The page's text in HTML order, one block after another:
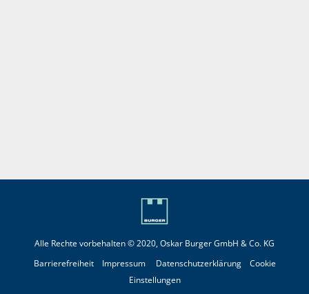
Alle Rechte vorbehalten © 2020, Oskar Burger GmbH & Co. KG
Barrierefreiheit
Impressum Datenschutzerklärung
Cookie
Einstellungen